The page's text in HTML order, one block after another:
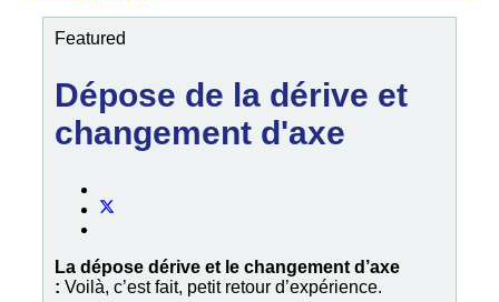
Featured
Dépose de la dérive et
changement d'axe
La dépose dérive et le changement d’axe
: Voilà, c’est fait, petit retour d’expérience.